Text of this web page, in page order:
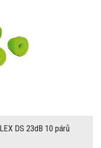
DS 23dB 10 párů